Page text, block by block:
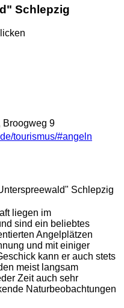
Schlepzig
Broogweg 9
tourismus/#angeln
Schlepzig
liegen im
sind ein beliebtes
Angelplätzen
und mit einiger
kann er auch stets
meist langsam
Zeit auch sehr
Naturbeobachtungen